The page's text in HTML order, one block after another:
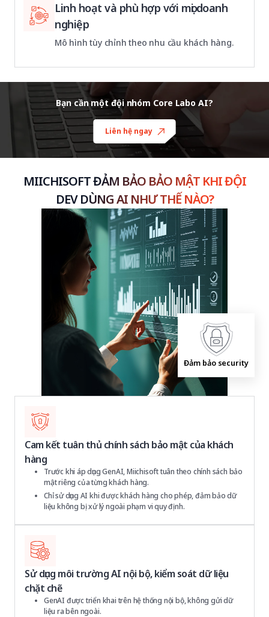
Linh hoạt và phù hợp với mọi doanh
nghiệp
Mô hình tùy chỉnh theo nhu cầu khách hàng.
Bạn cần một đội nhóm Core Labo AI?
Liên hệ ngay
MIICHISOFT ĐẢM BẢO BẢO MẬT KHI ĐỘI
DEV DÙNG AI NHƯ THẾ NÀO?
Đảm bảo security
Cam kết tuân thủ chính sách bảo mật của khách
hàng
Trước khi áp dụng GenAI, Miichisoft tuân theo chính sách bảo
mật riêng của từng khách hàng.
Chỉ sử dụng AI khi được khách hàng cho phép, đảm bảo dữ
liệu không bị xử lý ngoài phạm vi quy định.
Sử dụng môi trường AI nội bộ, kiểm soát dữ liệu
chặt chẽ
GenAI được triển khai trên hệ thống nội bộ, không gửi dữ
liệu ra bên ngoài.